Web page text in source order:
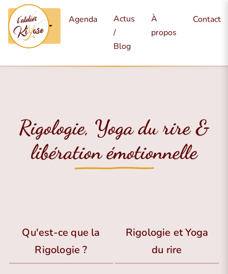
Mes
services
Agenda
Actus
/
Blog
À
propos
Contact
Rigologie, Yoga du rire &
libération émotionnelle
Qu'est-ce que la
Rigologie ?
Rigologie et Yoga
du rire